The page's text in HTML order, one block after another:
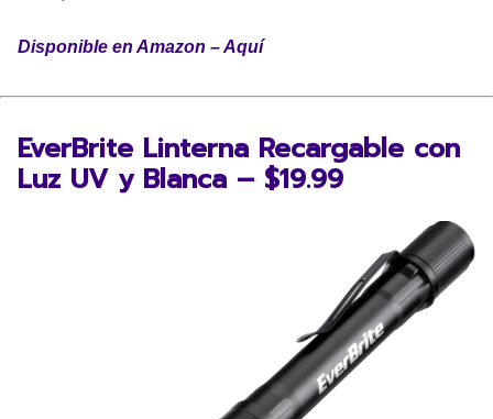
Disponible en Amazon – Aquí
EverBrite Linterna Recargable con
Luz UV y Blanca – $19.99